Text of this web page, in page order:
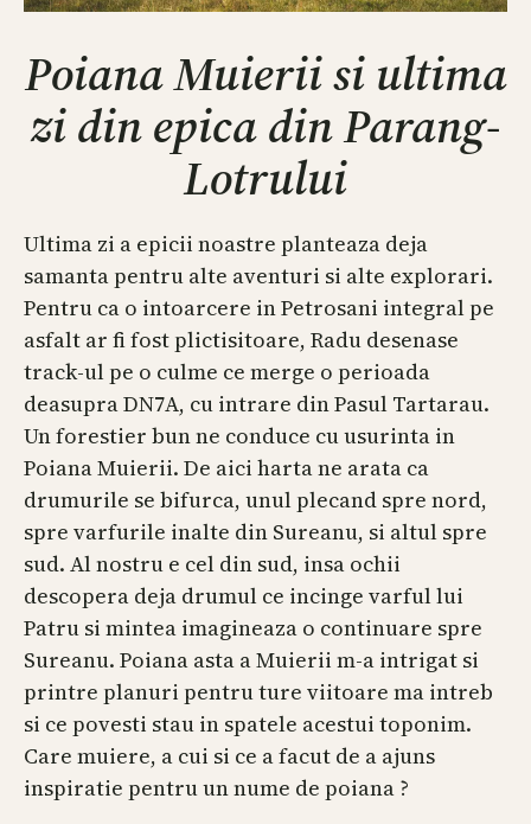
Poiana Muierii si ultima
zi din epica din Parang-
Lotrului
Ultima zi a epicii noastre planteaza deja
samanta pentru alte aventuri si alte explorari.
Pentru ca o intoarcere in Petrosani integral pe
asfalt ar fi fost plictisitoare, Radu desenase
track-ul pe o culme ce merge o perioada
deasupra DN7A, cu intrare din Pasul Tartarau.
Un forestier bun ne conduce cu usurinta in
Poiana Muierii. De aici harta ne arata ca
drumurile se bifurca, unul plecand spre nord,
spre varfurile inalte din Sureanu, si altul spre
sud. Al nostru e cel din sud, insa ochii
descopera deja drumul ce incinge varful lui
Patru si mintea imagineaza o continuare spre
Sureanu. Poiana asta a Muierii m-a intrigat si
printre planuri pentru ture viitoare ma intreb
si ce povesti stau in spatele acestui toponim.
Care muiere, a cui si ce a facut de a ajuns
inspiratie pentru un nume de poiana ?